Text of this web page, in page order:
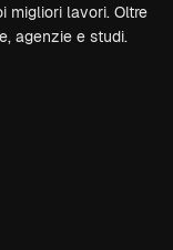
migliori lavori. Oltre
agenzie e studi.